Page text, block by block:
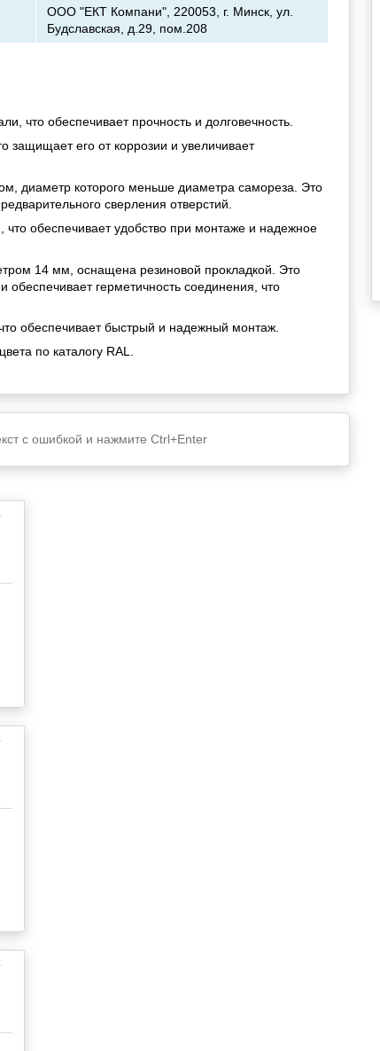
ООО "ЕКТ Компани", 220053, г. Минск, ул.
Будславская, д.29, пом.208
что обеспечивает прочность и долговечность.
защищает его от коррозии и увеличивает
диаметр которого меньше диаметра самореза. Это
сверления отверстий.
обеспечивает удобство при монтаже и надежное
14 мм, оснащена резиновой прокладкой. Это
обеспечивает герметичность соединения, что
обеспечивает быстрый и надежный монтаж.
по каталогу RAL.
с ошибкой и нажмите Ctrl+Enter